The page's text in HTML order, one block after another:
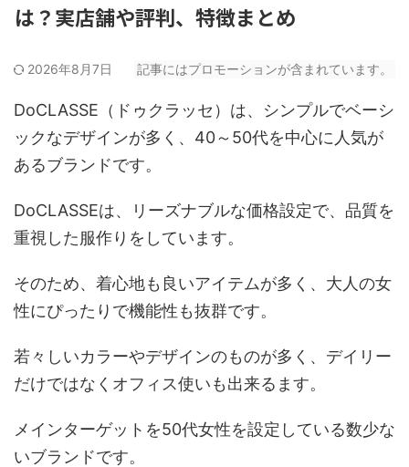
は？実店舗や評判、特徴まとめ
2026年8月7日 記事にはプロモーションが含まれています。
DoCLASSE（ドゥクラッセ）は、シンプルでベーシ
ックなデザインが多く、40～50代を中心に人気が
あるブランドです。
DoCLASSEは、リーズナブルな価格設定で、品質を
重視した服作りをしています。
そのため、着心地も良いアイテムが多く、大人の女
性にぴったりで機能性も抜群です。
若々しいカラーやデザインのものが多く、デイリー
だけではなくオフィス使いも出来るます。
メインターゲットを50代女性を設定している数少な
いブランドです。